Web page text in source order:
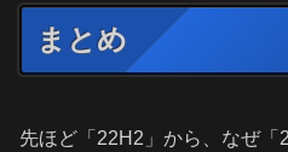
まとめ
先ほど「22H2」から、なぜ